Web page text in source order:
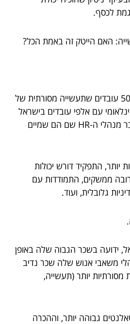
לכסף.
חברת סטארט-אפ של 50 עובדים שתעשייה מסורתית של
בינלאומי עם אלפי עובדים בישראל
ובעולם – הפערים בשכר מנהלי ה-HR שם הם שמיים
יותר, התפקיד דורש יכולות
ממשקים, התמודדות עם
גלובלית, ועוד.
ידועה בשכר הגבוה שלה באופן
משאבי אנוש שלה שכר נדיב
מסורתיות יותר (תעשייה,
גבוהה יותר, וההכרה